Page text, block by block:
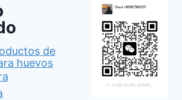
de
huevos